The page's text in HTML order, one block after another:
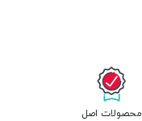
محصولات اصل